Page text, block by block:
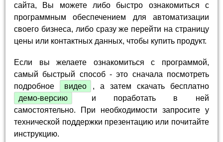
сайта, Вы можете либо быстро ознакомиться с
программным обеспечением для автоматизации
своего бизнеса, либо сразу же перейти на страницу
цены или контактных данных, чтобы купить продукт.
Если вы желаете ознакомиться с программой,
самый быстрый способ - это сначала посмотреть
подробное
видео
, а затем скачать бесплатно
демо-версию
и поработать в ней
самостоятельно. При необходимости запросите у
технической поддержки презентацию или почитайте
инструкцию.